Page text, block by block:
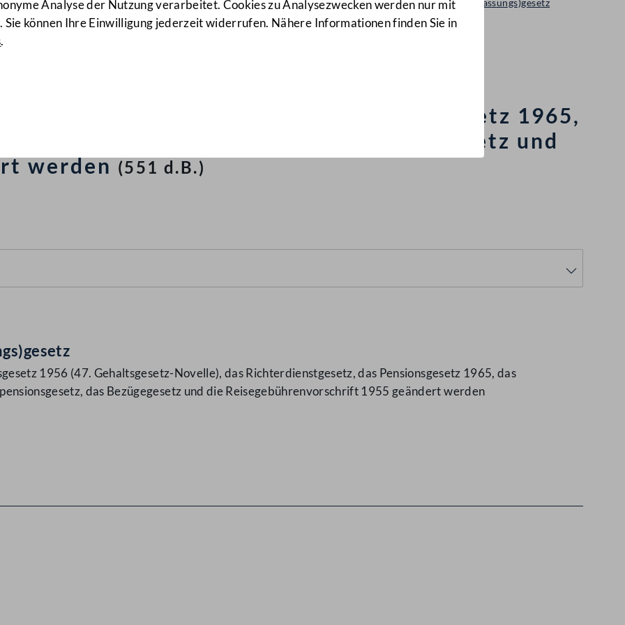
Analyse der Nutzung verarbeitet. Cookies zu Analysezwecken werden nur mit
Sie können Ihre Einwilligung jederzeit widerrufen. Nähere Informationen finden Sie in
.
Regierungsvorlage: Bundes(verfassungs)gesetz
551 d.B.
mit dem das Gehaltsgesetz 1956 (47.
Richterdienstgesetz, das Pensionsgesetz 1965,
das Bundestheaterpensionsgesetz und
werden (551 d.B.)
1956 (47. Gehaltsgesetz-Novelle), das Richterdienstgesetz, das Pensionsgesetz 1965, das
das Bezügegesetz und die Reisegebührenvorschrift 1955 geändert werden